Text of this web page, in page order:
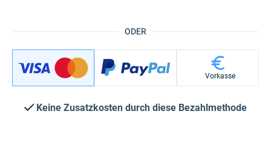
ODER
Vorkasse
Keine Zusatzkosten durch diese Bezahlmethode